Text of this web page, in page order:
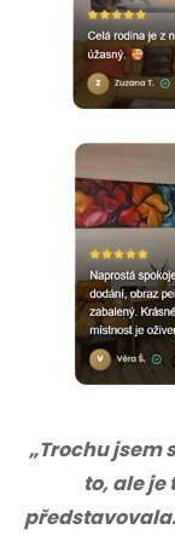
„Trochu jsem
to, ale je